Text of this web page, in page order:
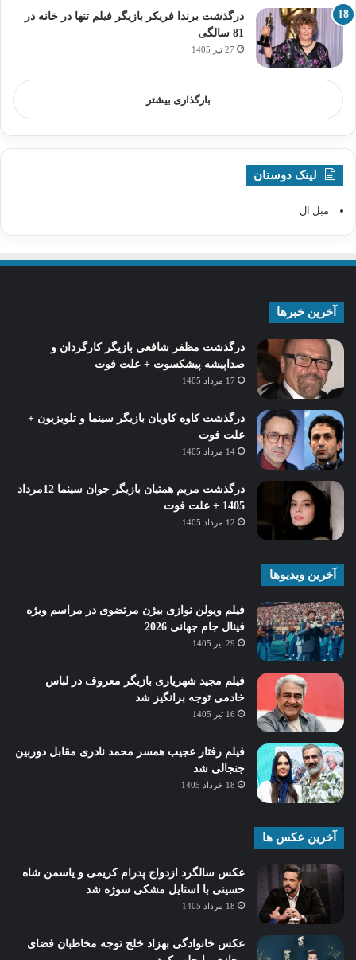
درگذشت برندا فریکر بازیگر فیلم تنها در خانه در
81 سالگی
27 تیر 1405
بارگذاری بیشتر
لینک دوستان
مبل ال
آخرین خبرها
درگذشت مظفر شافعی بازیگر کارگردان و
صداپیشه پیشکسوت + علت فوت
17 مرداد 1405
درگذشت کاوه کاویان بازیگر سینما و تلویزیون +
علت فوت
14 مرداد 1405
درگذشت مریم همتیان بازیگر جوان سینما 12مرداد
1405 + علت فوت
12 مرداد 1405
آخرین ویدیوها
فیلم ویولن نوازی بیژن مرتضوی در مراسم ویژه
فینال جام جهانی 2026
29 تیر 1405
فیلم مجید شهریاری بازیگر معروف در لباس
خادمی توجه برانگیز شد
16 تیر 1405
فیلم رفتار عجیب همسر محمد نادری مقابل دوربین
جنجالی شد
18 خرداد 1405
آخرین عکس ها
عکس سالگرد ازدواج پدرام کریمی و یاسمن شاه‌
حسینی با استایل مشکی سوژه شد
18 مرداد 1405
عکس خانوادگی بهزاد خلج توجه مخاطبان فضای